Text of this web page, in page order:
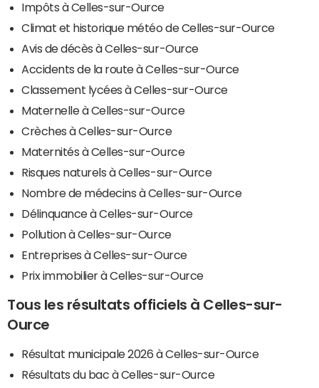
Impôts à Celles-sur-Ource
Climat et historique météo de Celles-sur-Ource
Avis de décès à Celles-sur-Ource
Accidents de la route à Celles-sur-Ource
Classement lycées à Celles-sur-Ource
Maternelle à Celles-sur-Ource
Crèches à Celles-sur-Ource
Maternités à Celles-sur-Ource
Risques naturels à Celles-sur-Ource
Nombre de médecins à Celles-sur-Ource
Délinquance à Celles-sur-Ource
Pollution à Celles-sur-Ource
Entreprises à Celles-sur-Ource
Prix immobilier à Celles-sur-Ource
Tous les résultats officiels à Celles-sur-
Ource
Résultat municipale 2026 à Celles-sur-Ource
Résultats du bac à Celles-sur-Ource